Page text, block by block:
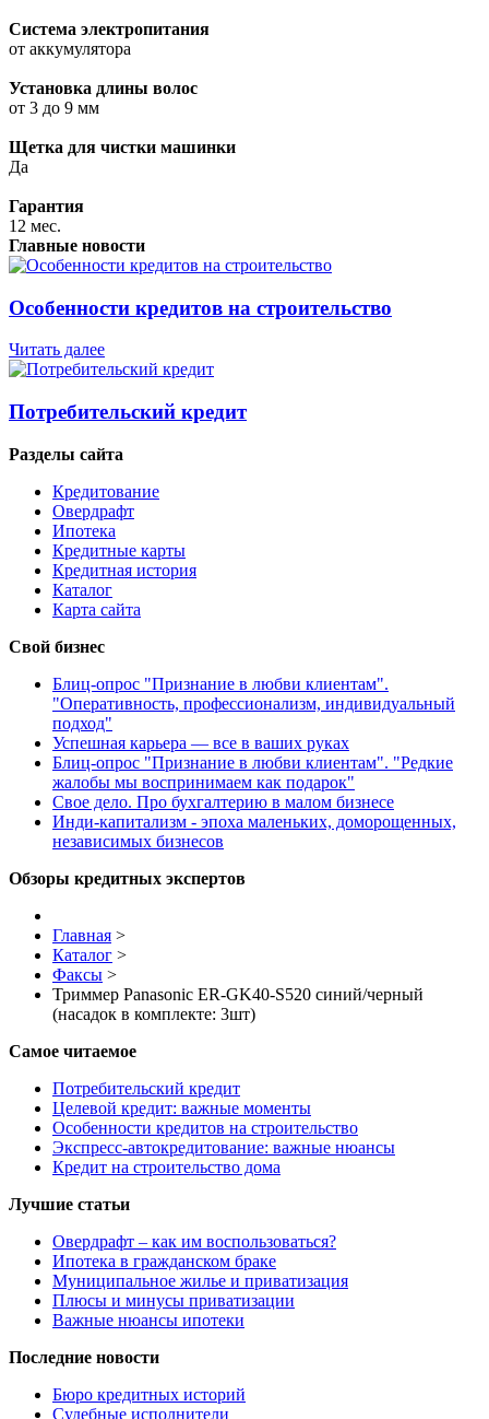
Система электропитания
от аккумулятора
Установка длины волос
от 3 до 9 мм
Щетка для чистки машинки
Да
Гарантия
12 мес.
Главные новости
Особенности кредитов на строительство
Читать далее
Потребительский кредит
Разделы сайта
Кредитование
Овердрафт
Ипотека
Кредитные карты
Кредитная история
Каталог
Карта сайта
Свой бизнес
Блиц-опрос "Признание в любви клиентам".
"Оперативность, профессионализм, индивидуальный
подход"
Успешная карьера — все в ваших руках
Блиц-опрос "Признание в любви клиентам". "Редкие
жалобы мы воспринимаем как подарок"
Свое дело. Про бухгалтерию в малом бизнесе
Инди-капитализм - эпоха маленьких, доморощенных,
независимых бизнесов
Обзоры кредитных экспертов
Главная >
Каталог >
Факсы >
Триммер Panasonic ER-GK40-S520 синий/черный
(насадок в комплекте: 3шт)
Самое читаемое
Потребительский кредит
Целевой кредит: важные моменты
Особенности кредитов на строительство
Экспресс-автокредитование: важные нюансы
Кредит на строительство дома
Лучшие статьи
Овердрафт – как им воспользоваться?
Ипотека в гражданском браке
Муниципальное жилье и приватизация
Плюсы и минусы приватизации
Важные нюансы ипотеки
Последние новости
Бюро кредитных историй
Судебные исполнители